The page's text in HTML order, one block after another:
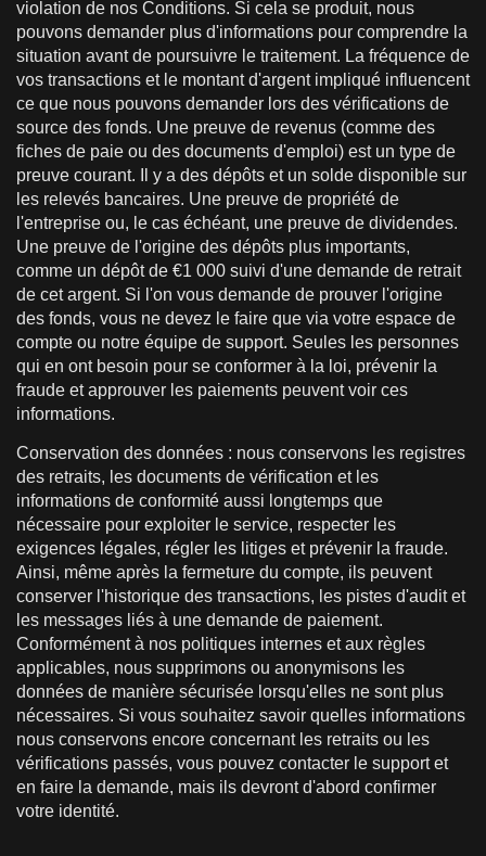
violation de nos Conditions. Si cela se produit, nous
pouvons demander plus d'informations pour comprendre la
situation avant de poursuivre le traitement. La fréquence de
vos transactions et le montant d'argent impliqué influencent
ce que nous pouvons demander lors des vérifications de
source des fonds. Une preuve de revenus (comme des
fiches de paie ou des documents d'emploi) est un type de
preuve courant. Il y a des dépôts et un solde disponible sur
les relevés bancaires. Une preuve de propriété de
l'entreprise ou, le cas échéant, une preuve de dividendes.
Une preuve de l'origine des dépôts plus importants,
comme un dépôt de €1 000 suivi d'une demande de retrait
de cet argent. Si l'on vous demande de prouver l'origine
des fonds, vous ne devez le faire que via votre espace de
compte ou notre équipe de support. Seules les personnes
qui en ont besoin pour se conformer à la loi, prévenir la
fraude et approuver les paiements peuvent voir ces
informations.
Conservation des données : nous conservons les registres
des retraits, les documents de vérification et les
informations de conformité aussi longtemps que
nécessaire pour exploiter le service, respecter les
exigences légales, régler les litiges et prévenir la fraude.
Ainsi, même après la fermeture du compte, ils peuvent
conserver l'historique des transactions, les pistes d'audit et
les messages liés à une demande de paiement.
Conformément à nos politiques internes et aux règles
applicables, nous supprimons ou anonymisons les
données de manière sécurisée lorsqu'elles ne sont plus
nécessaires. Si vous souhaitez savoir quelles informations
nous conservons encore concernant les retraits ou les
vérifications passés, vous pouvez contacter le support et
en faire la demande, mais ils devront d'abord confirmer
votre identité.